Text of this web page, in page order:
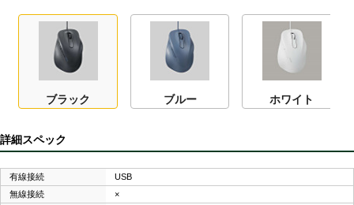
ブラック ブルー ホワイト
詳細スペック
有線接続
USB
無線接続
×